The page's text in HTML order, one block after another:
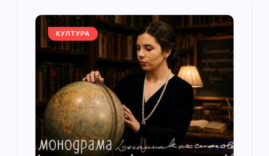
КУЛТУРА